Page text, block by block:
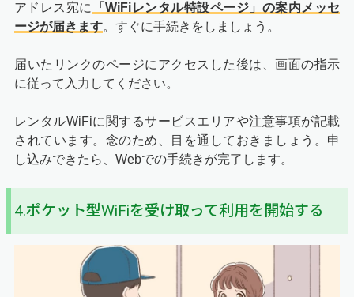
アドレス宛に
「WiFiレンタル特設ページ」の案内メッセ
ージが届きます。すぐに手続きをしましょう。
届いたリンクのページにアクセスした後は、画面の指示
に従って入力してください。
レンタルWiFiに関するサービスエリアや注意事項が記載
されています。念のため、目を通しておきましょう。申
し込みできたら、Webでの手続きが完了します。
4.ポケット型WiFiを受け取って利用を開始する